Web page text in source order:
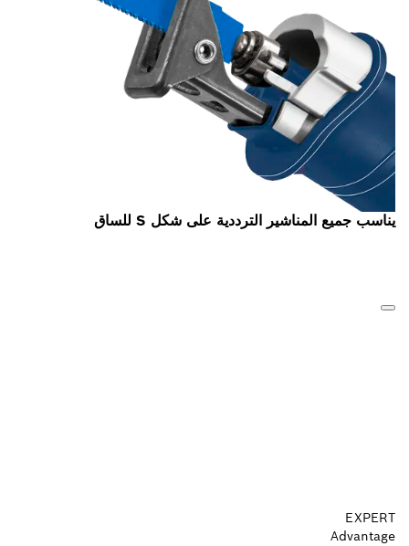
يناسب جميع المناشير الترددية على شكل S للساق
EXPERT
Advantage